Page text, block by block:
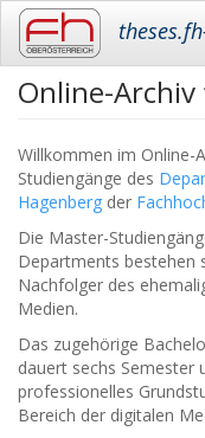
Skip
content
Online-
Willkommen im Online-
Studiengänge des
Hagenberg der
Die Master-
Departments bestehen
Nachfolger des
Medien.
Das zugehörige
dauert sechs Semester
professionelles
Bereich der digitalen